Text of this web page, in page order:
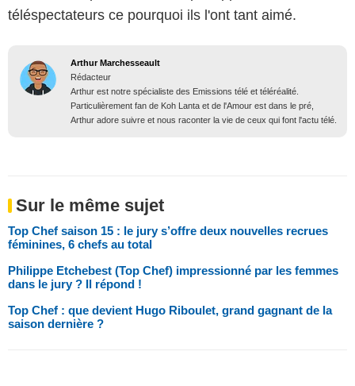
téléspectateurs ce pourquoi ils l'ont tant aimé.
Arthur Marchesseault
Rédacteur
Arthur est notre spécialiste des Emissions télé et téléréalité.
Particulièrement fan de Koh Lanta et de l'Amour est dans le pré,
Arthur adore suivre et nous raconter la vie de ceux qui font l'actu télé.
Sur le même sujet
Top Chef saison 15 : le jury s’offre deux nouvelles recrues
féminines, 6 chefs au total
Philippe Etchebest (Top Chef) impressionné par les femmes
dans le jury ? Il répond !
Top Chef : que devient Hugo Riboulet, grand gagnant de la
saison dernière ?